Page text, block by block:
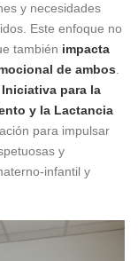
y necesidades
Este enfoque no
también impacta
de ambos
Iniciativa para la
y la Lactancia
para impulsar
y
infantil y